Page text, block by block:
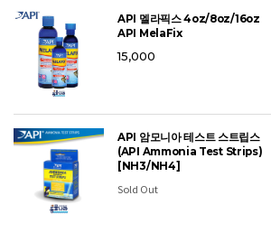
API 멜라픽스 4oz/8oz/16oz
API MelaFix
15,000
API 암모니아 테스트 스트립스
(API Ammonia Test Strips)
[NH3/NH4]
Sold Out